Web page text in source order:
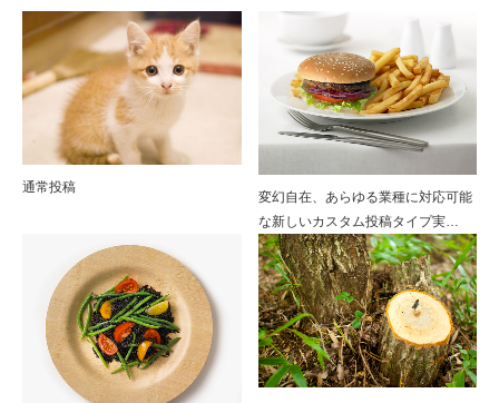
通常投稿
変幻自在、あらゆる業種に対応可能
な新しいカスタム投稿タイプ実…